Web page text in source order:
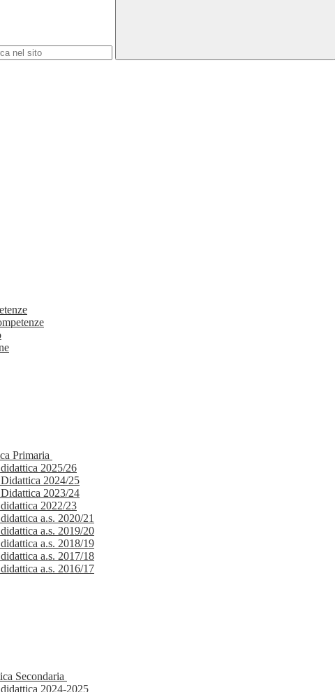
Primaria
2025/26
2024/25
2023/24
2022/23
a.s. 2020/21
a.s. 2019/20
a.s. 2018/19
a.s. 2017/18
a.s. 2016/17
Secondaria
2024-2025